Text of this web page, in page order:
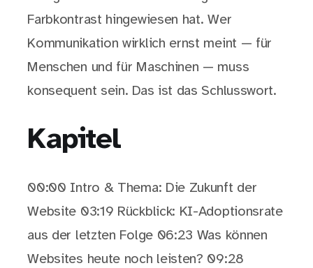
Farbkontrast hingewiesen hat. Wer
Kommunikation wirklich ernst meint — für
Menschen und für Maschinen — muss
konsequent sein. Das ist das Schlusswort.
Kapitel
00:00 Intro & Thema: Die Zukunft der
Website 03:19 Rückblick: KI-Adoptionsrate
aus der letzten Folge 06:23 Was können
Websites heute noch leisten? 09:28